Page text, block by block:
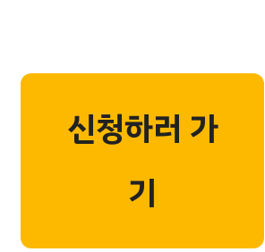
신청하러 가
기